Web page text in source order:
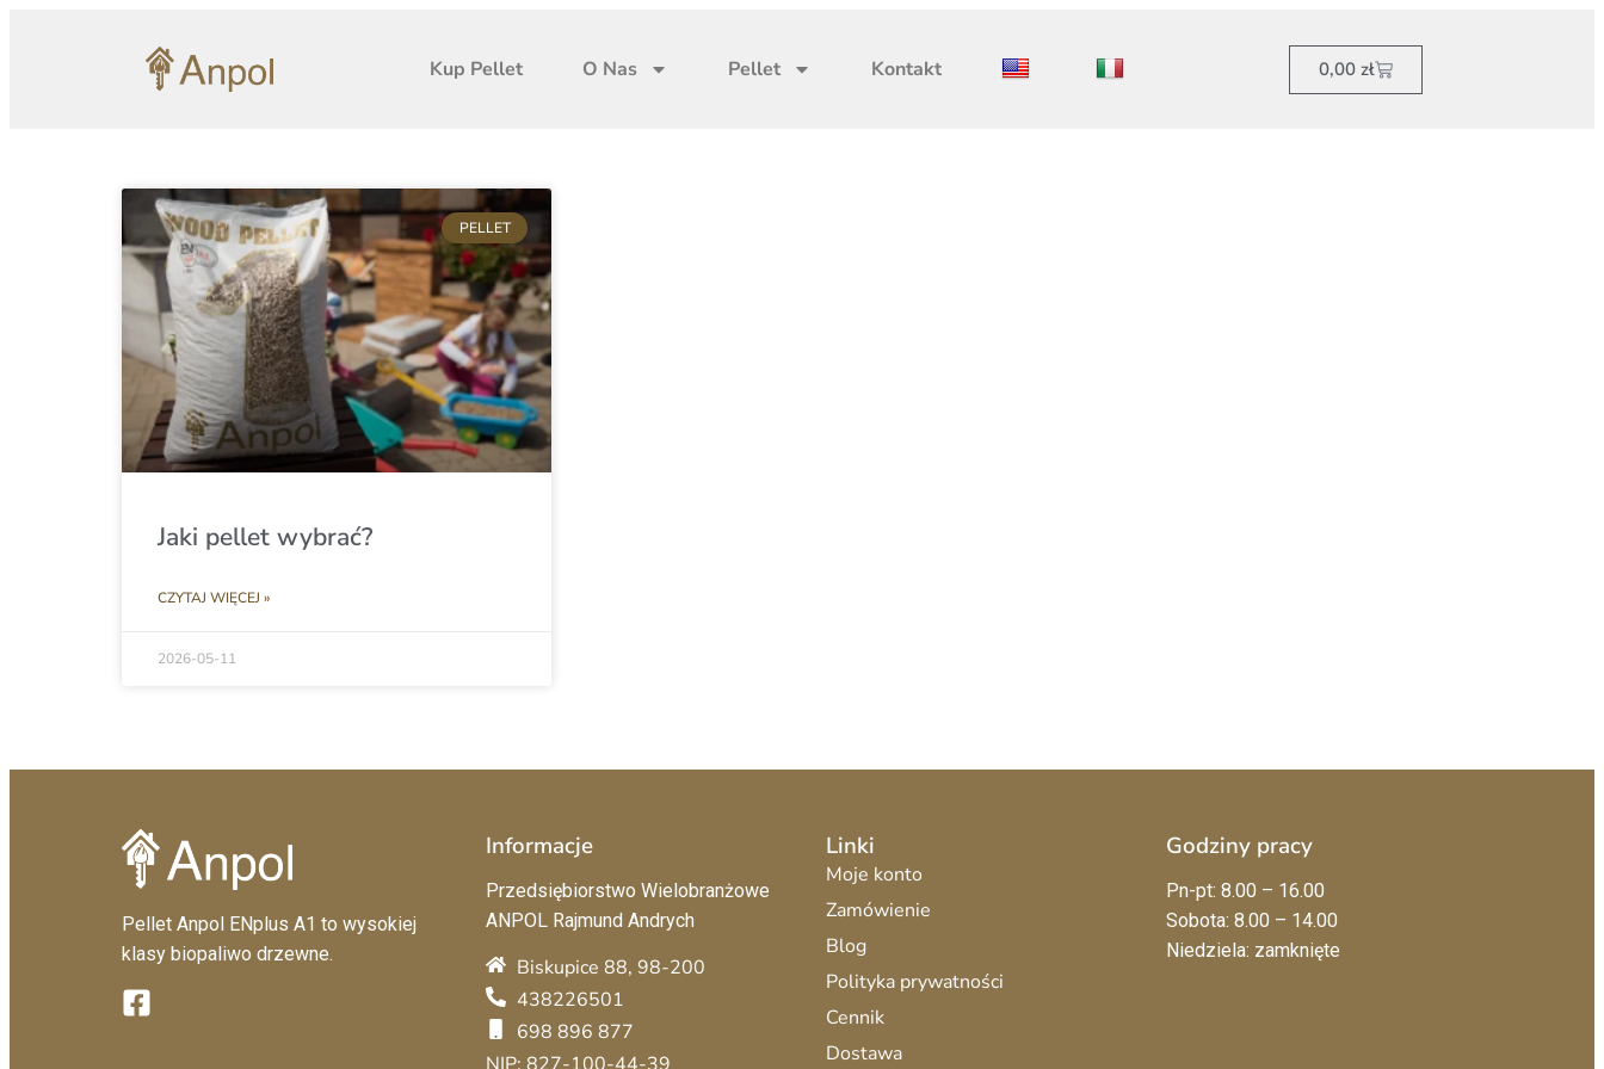
Kup Pellet O Nas Pellet Kontakt 0,00 zł
PELLET
Jaki pellet wybrać?
CZYTAJ WIĘCEJ »
2026-05-11
Pellet Anpol ENplus A1 to wysokiej
klasy biopaliwo drzewne.
Informacje
Przedsiębiorstwo Wielobranżowe
ANPOL Rajmund Andrych
Biskupice 88, 98-200
438226501
698 896 877
NIP: 827-100-44-39
Linki
Moje konto
Zamówienie
Blog
Polityka prywatności
Cennik
Dostawa
Godziny pracy
Pn-pt: 8.00 – 16.00
Sobota: 8.00 – 14.00
Niedziela: zamknięte